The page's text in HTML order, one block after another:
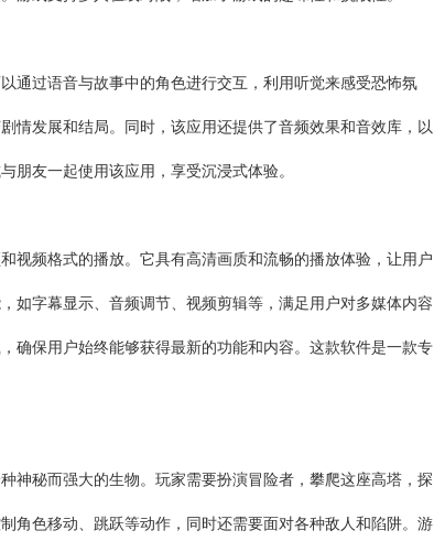
通过语音与故事中的角色进行交互，利用听觉来感受恐怖氛
情发展和结局。同时，该应用还提供了音频效果和音效库，以
朋友一起使用该应用，享受沉浸式体验。
视频格式的播放。它具有高清画质和流畅的播放体验，让用户
如字幕显示、音频调节、 视频剪辑等，满足用户对多媒体内容
确保用户始终能够获得最新的功能和内容。这款软件是一款专
神秘而强大的生物。玩家需要扮演冒险者，攀爬这座高塔，探
角色移动、跳跃等动作，同时还需要面对各种敌人和陷阱。游